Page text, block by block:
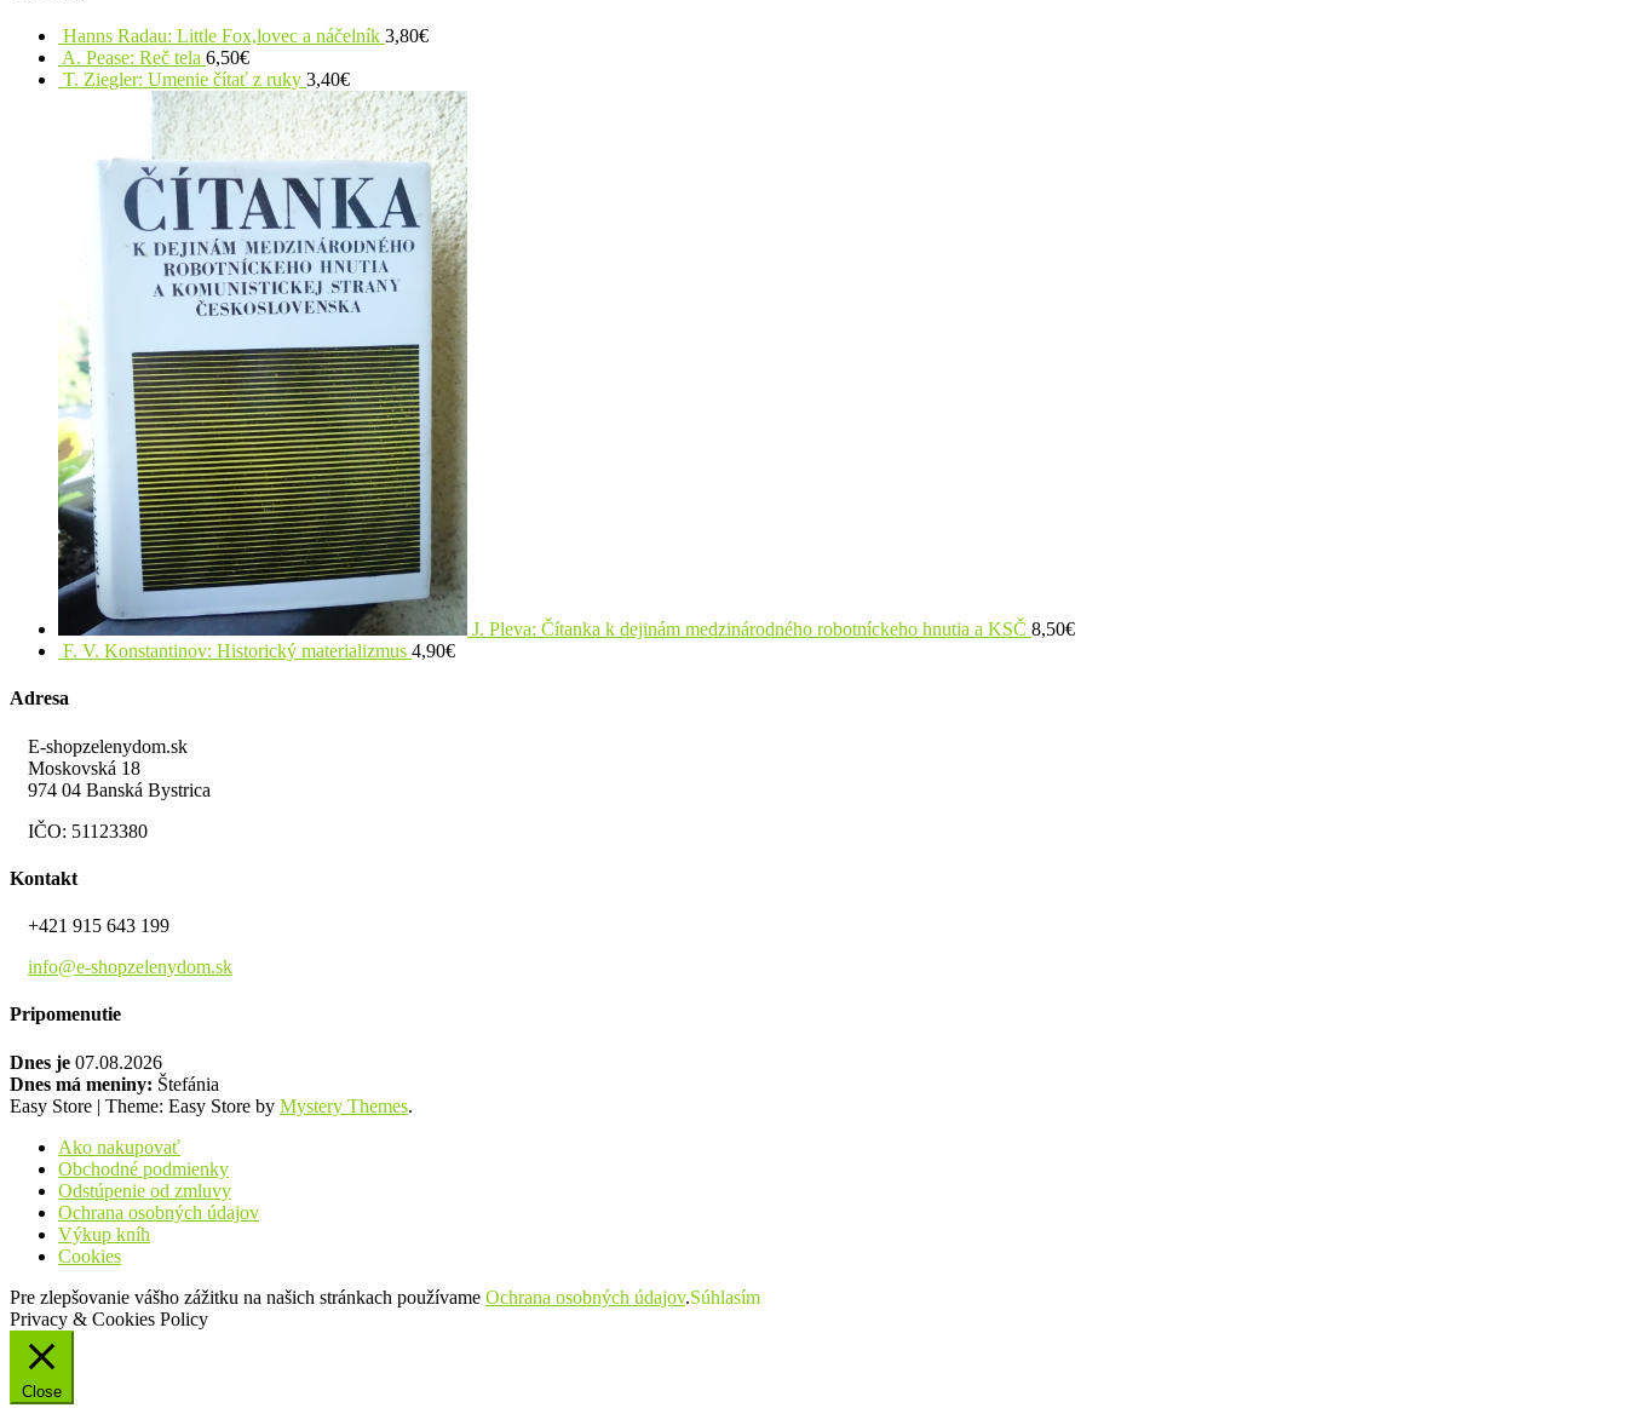
Hanns Radau: Little Fox,lovec a náčelník 3,80€
A. Pease: Reč tela 6,50€
T. Ziegler: Umenie čítať z ruky 3,40€
J. Pleva: Čítanka k dejinám medzinárodného robotníckeho hnutia a KSČ 8,50€
F. V. Konstantinov: Historický materializmus 4,90€
Adresa
E-shopzelenydom.sk
Moskovská 18
974 04 Banská Bystrica
IČO: 51123380
Kontakt
+421 915 643 199
info@e-shopzelenydom.sk
Pripomenutie
Dnes je 07.08.2026
Dnes má meniny: Štefánia
Easy Store | Theme: Easy Store by Mystery Themes.
Ako nakupovať
Obchodné podmienky
Odstúpenie od zmluvy
Ochrana osobných údajov
Výkup kníh
Cookies
Pre zlepšovanie vášho zážitku na našich stránkach používame Ochrana osobných údajov.Súhlasím
Privacy & Cookies Policy
Close